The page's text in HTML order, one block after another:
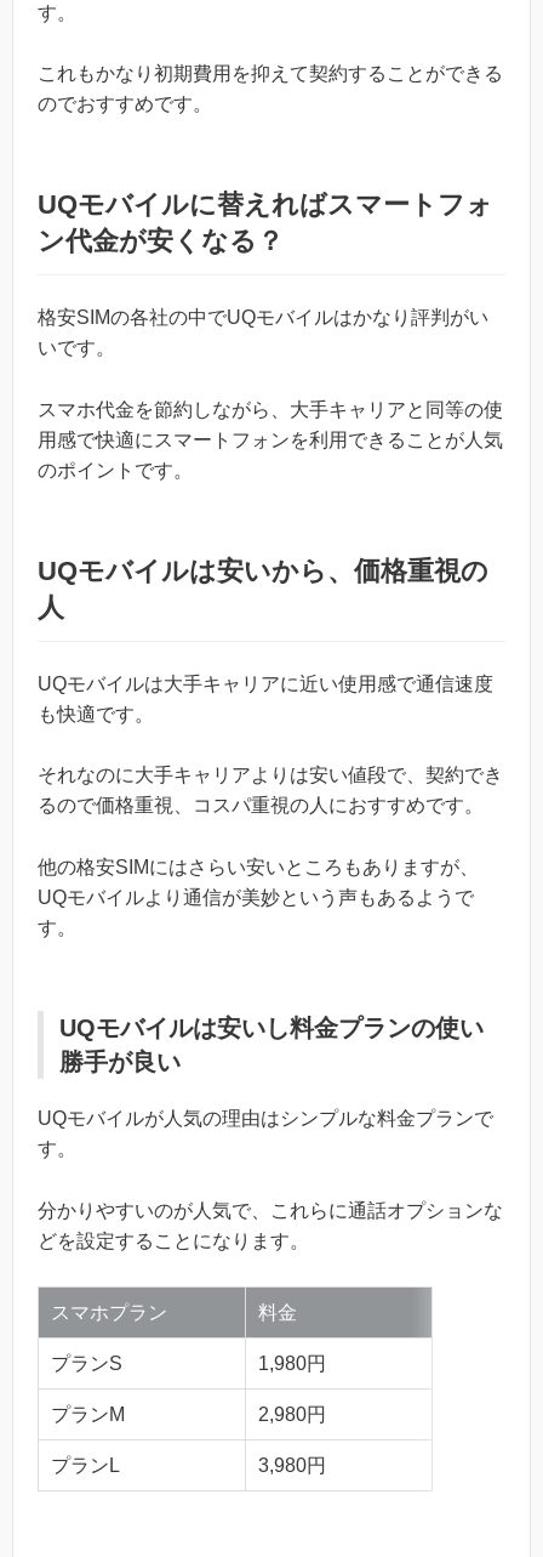
す。
これもかなり初期費用を抑えて契約することができる
のでおすすめです。
UQモバイルに替えればスマートフォ
ン代金が安くなる？
格安SIMの各社の中でUQモバイルはかなり評判がい
いです。
スマホ代金を節約しながら、大手キャリアと同等の使
用感で快適にスマートフォンを利用できることが人気
のポイントです。
UQモバイルは安いから、価格重視の
人
UQモバイルは大手キャリアに近い使用感で通信速度
も快適です。
それなのに大手キャリアよりは安い値段で、契約でき
るので価格重視、コスパ重視の人におすすめです。
他の格安SIMにはさらい安いところもありますが、
UQモバイルより通信が美妙という声もあるようで
す。
UQモバイルは安いし料金プランの使い
勝手が良い
UQモバイルが人気の理由はシンプルな料金プランで
す。
分かりやすいのが人気で、これらに通話オプションな
どを設定することになります。
スマホプラン 料金
プランS 1,980円
プランM 2,980円
プランL 3,980円